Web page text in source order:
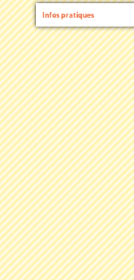
Infos pratiques